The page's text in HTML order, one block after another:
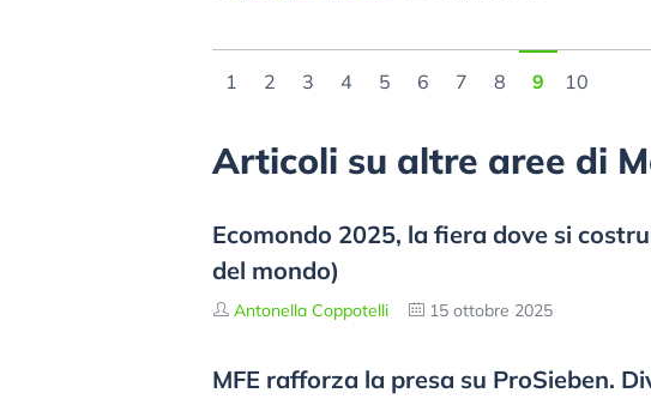
1 2 3 4 5 6 7 8 9 10
Articoli su altre aree di
Ecomondo 2025, la fiera dove si
del mondo)
Antonella Coppotelli 15 ottobre 2025
MFE rafforza la presa su ProSieben.